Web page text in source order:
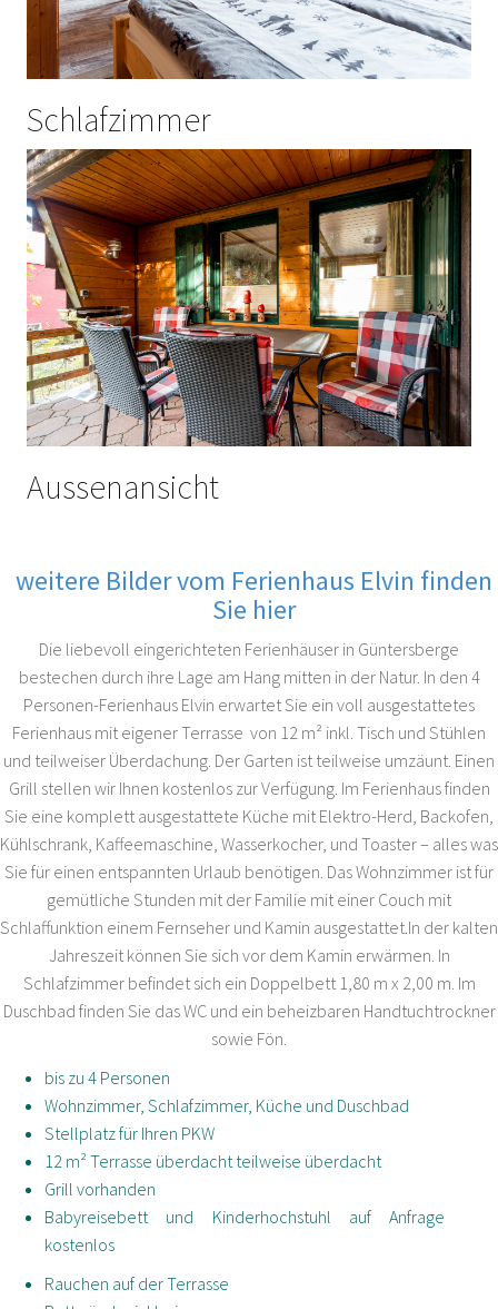
Schlafzimmer
Aussenansicht
weitere Bilder vom Ferienhaus Elvin finden
Sie hier
Die liebevoll eingerichteten Ferienhäuser in Güntersberge
bestechen durch ihre Lage am Hang mitten in der Natur. In den 4
Personen-Ferienhaus Elvin erwartet Sie ein voll ausgestattetes
Ferienhaus mit eigener Terrasse von 12 m² inkl. Tisch und Stühlen
und teilweiser Überdachung. Der Garten ist teilweise umzäunt. Einen
Grill stellen wir Ihnen kostenlos zur Verfügung. Im Ferienhaus finden
Sie eine komplett ausgestattete Küche mit Elektro-Herd, Backofen,
Kühlschrank, Kaffeemaschine, Wasserkocher, und Toaster – alles was
Sie für einen entspannten Urlaub benötigen. Das Wohnzimmer ist für
gemütliche Stunden mit der Familie mit einer Couch mit
Schlaffunktion einem Fernseher und Kamin ausgestattet.In der kalten
Jahreszeit können Sie sich vor dem Kamin erwärmen. In
Schlafzimmer befindet sich ein Doppelbett 1,80 m x 2,00 m. Im
Duschbad finden Sie das WC und ein beheizbaren Handtuchtrockner
sowie Fön.
bis zu 4 Personen
Wohnzimmer, Schlafzimmer, Küche und Duschbad
Stellplatz für Ihren PKW
12 m² Terrasse überdacht teilweise überdacht
Grill vorhanden
Babyreisebett und Kinderhochstuhl auf Anfrage
kostenlos
Rauchen auf der Terrasse